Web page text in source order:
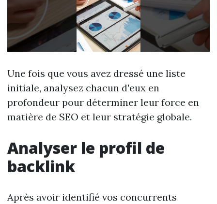
Une fois que vous avez dressé une liste
initiale, analysez chacun d'eux en
profondeur pour déterminer leur force en
matière de SEO et leur stratégie globale.
Analyser le profil de
backlink
Après avoir identifié vos concurrents